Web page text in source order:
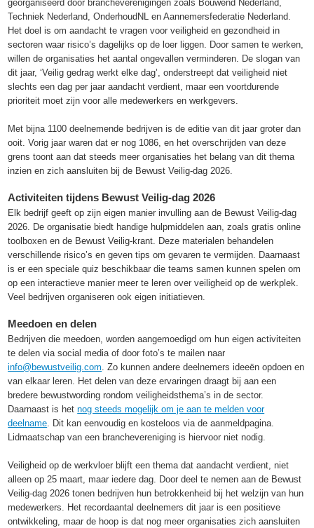
georganiseerd door brancheverenigingen zoals Bouwend Nederland,
Techniek Nederland, OnderhoudNL en Aannemersfederatie Nederland.
Het doel is om aandacht te vragen voor veiligheid en gezondheid in
sectoren waar risico’s dagelijks op de loer liggen. Door samen te werken,
willen de organisaties het aantal ongevallen verminderen. De slogan van
dit jaar, ‘Veilig gedrag werkt elke dag’, onderstreept dat veiligheid niet
slechts een dag per jaar aandacht verdient, maar een voortdurende
prioriteit moet zijn voor alle medewerkers en werkgevers.
Met bijna 1100 deelnemende bedrijven is de editie van dit jaar groter dan
ooit. Vorig jaar waren dat er nog 1086, en het overschrijden van deze
grens toont aan dat steeds meer organisaties het belang van dit thema
inzien en zich aansluiten bij de Bewust Veilig-dag 2026.
Activiteiten tijdens Bewust Veilig-dag 2026
Elk bedrijf geeft op zijn eigen manier invulling aan de Bewust Veilig-dag
2026. De organisatie biedt handige hulpmiddelen aan, zoals gratis online
toolboxen en de Bewust Veilig-krant. Deze materialen behandelen
verschillende risico’s en geven tips om gevaren te vermijden. Daarnaast
is er een speciale quiz beschikbaar die teams samen kunnen spelen om
op een interactieve manier meer te leren over veiligheid op de werkplek.
Veel bedrijven organiseren ook eigen initiatieven.
Meedoen en delen
Bedrijven die meedoen, worden aangemoedigd om hun eigen activiteiten
te delen via social media of door foto’s te mailen naar
info@bewustveilig.com. Zo kunnen andere deelnemers ideeën opdoen en
van elkaar leren. Het delen van deze ervaringen draagt bij aan een
bredere bewustwording rondom veiligheidsthema’s in de sector.
Daarnaast is hetnog steeds mogelijk om je aan te melden voor
deelname. Dit kan eenvoudig en kosteloos via de aanmeldpagina.
Lidmaatschap van een branchevereniging is hiervoor niet nodig.
Veiligheid op de werkvloer blijft een thema dat aandacht verdient, niet
alleen op 25 maart, maar iedere dag. Door deel te nemen aan de Bewust
Veilig-dag 2026 tonen bedrijven hun betrokkenheid bij het welzijn van hun
medewerkers. Het recordaantal deelnemers dit jaar is een positieve
ontwikkeling, maar de hoop is dat nog meer organisaties zich aansluiten